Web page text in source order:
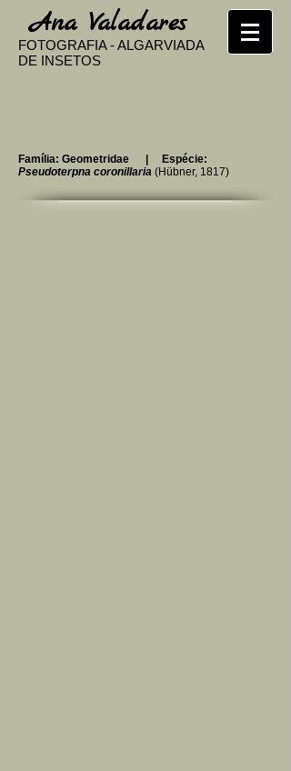
​Ana Valadares
FOTOGRAFIA - ALGARVIADA
DE INSETOS
Família: Geometridae | Espécie:
Pseudoterpna coronillaria (Hübner, 1817)